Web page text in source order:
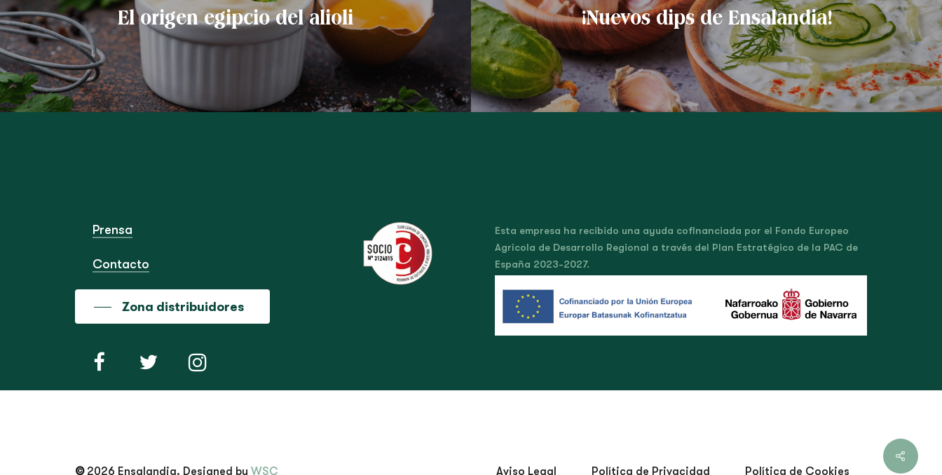
El origen egipcio del alioli ¡Nuevos dips de Ensalandia!
Prensa
Contacto
Zona distribuidores
Esta empresa ha recibido una ayuda cofinanciada por el Fondo Europeo
Agrícola de Desarrollo Regional a través del Plan Estratégico de la PAC de
España 2023-2027.
© 2026 Ensalandia. Designed by WSC Aviso Legal Política de Privacidad Política de Cookies